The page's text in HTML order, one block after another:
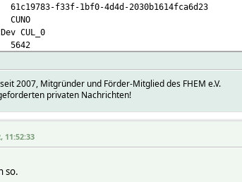
f33f-1bf0-4d4d-2030b1614fca6d23
CUL_0
5642
C
temp
18:45:30 IODev CUNO
2007, Mitgründer und Förder-Mitglied des FHEM e.V.
privaten Nachrichten!
11:52:33
so.